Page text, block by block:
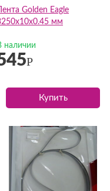
Golden Eagle
мм
наличии
Р
Купить